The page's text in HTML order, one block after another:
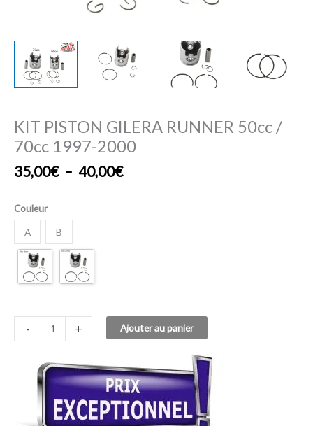
KIT PISTON GILERA RUNNER 50cc /
70cc 1997-2000
35,00€ – 40,00€
Couleur
A
B
- + Ajouter au panier